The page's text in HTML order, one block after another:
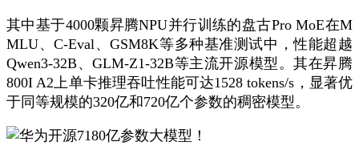
其中基于4000颗昇腾NPU并行训练的盘古Pro MoE在M
MLU、C-Eval、GSM8K等多种基准测试中，性能超越
Qwen3-32B、GLM-Z1-32B等主流开源模型。其在昇腾
800I A2上单卡推理吞吐性能可达1528 tokens/s，显著优
于同等规模的320亿和720亿个参数的稠密模型。